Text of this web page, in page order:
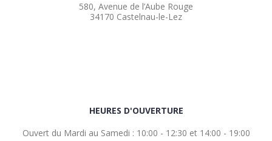
580, Avenue de l’Aube Rouge
34170 Castelnau-le-Lez
HEURES D'OUVERTURE
Ouvert du Mardi au Samedi : 10:00 - 12:30 et 14:00 - 19:00